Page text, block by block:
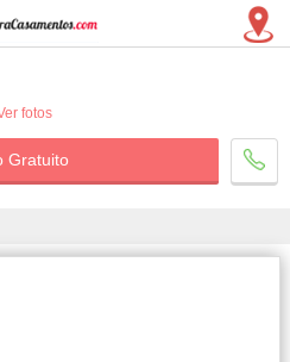
fotos
Gratuito